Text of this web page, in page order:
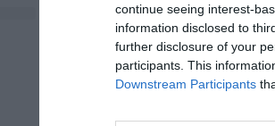
continue seeing interest-
information disclosed to
further disclosure of your
participants. This
Downstream Participants